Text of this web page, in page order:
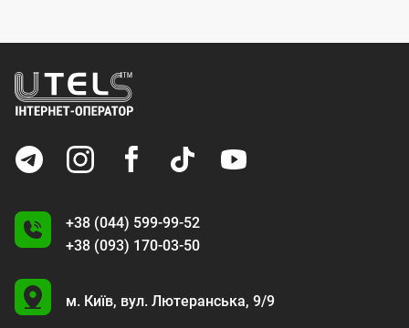
+38 (044) 599-99-52
+38 (093) 170-03-50
U
м. Київ, вул. Лютеранська, 9/9